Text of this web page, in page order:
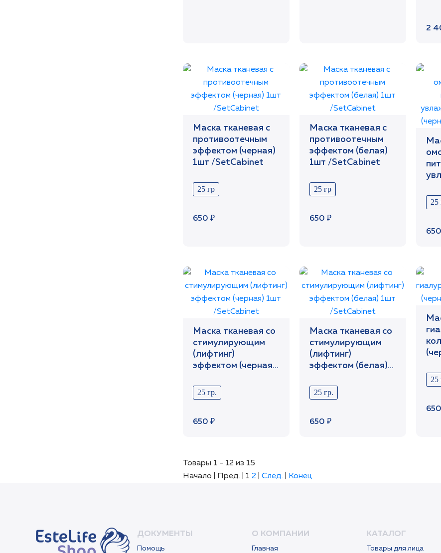
2
Маска тканевая с
противоотечным
эффектом (черная)
1шт /SetCabinet
25 гр
650 ₽
Маска тканевая с
противоотечным
эффектом (белая)
1шт /SetCabinet
25 гр
650 ₽
25
Маска тканевая со
стимулирующим
(лифтинг)
эффектом (черная)
25 гр.
650 ₽
Маска тканевая со
стимулирующим
(лифтинг)
эффектом (белая)
25 гр.
650 ₽
25
Товары 1 - 12 из 15
Начало | Пред. | 1 2 След. Конец
ДОКУМЕНТЫ
Помощь
О КОМПАНИИ
Главная
КАТАЛОГ
Товары для лица